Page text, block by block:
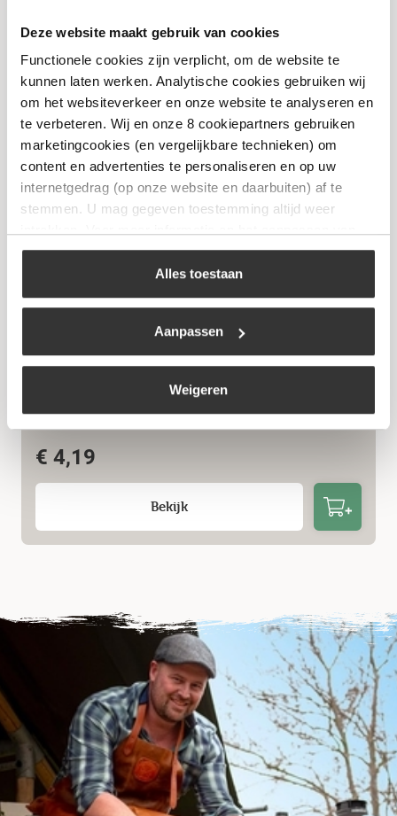
Deze website maakt gebruik van cookies
Functionele cookies zijn verplicht, om de website te
kunnen laten werken. Analytische cookies gebruiken wij
om het websiteverkeer en onze website te analyseren en
te verbeteren. Wij en onze 8 cookiepartners gebruiken
marketingcookies (en vergelijkbare technieken) om
content en advertenties te personaliseren en op uw
internetgedrag (op onze website en daarbuiten) af te
stemmen. U mag gegeven toestemming altijd weer
uw keuze op onze website verwijzen wij u naar ons
Alles toestaan
Aanpassen
Weigeren
Travellife – Tentharing open 24cm
€3,99
Bekijk
Travellife scheerlijn katoen 3m (4 stuks)
€ 4,19
Bekijk